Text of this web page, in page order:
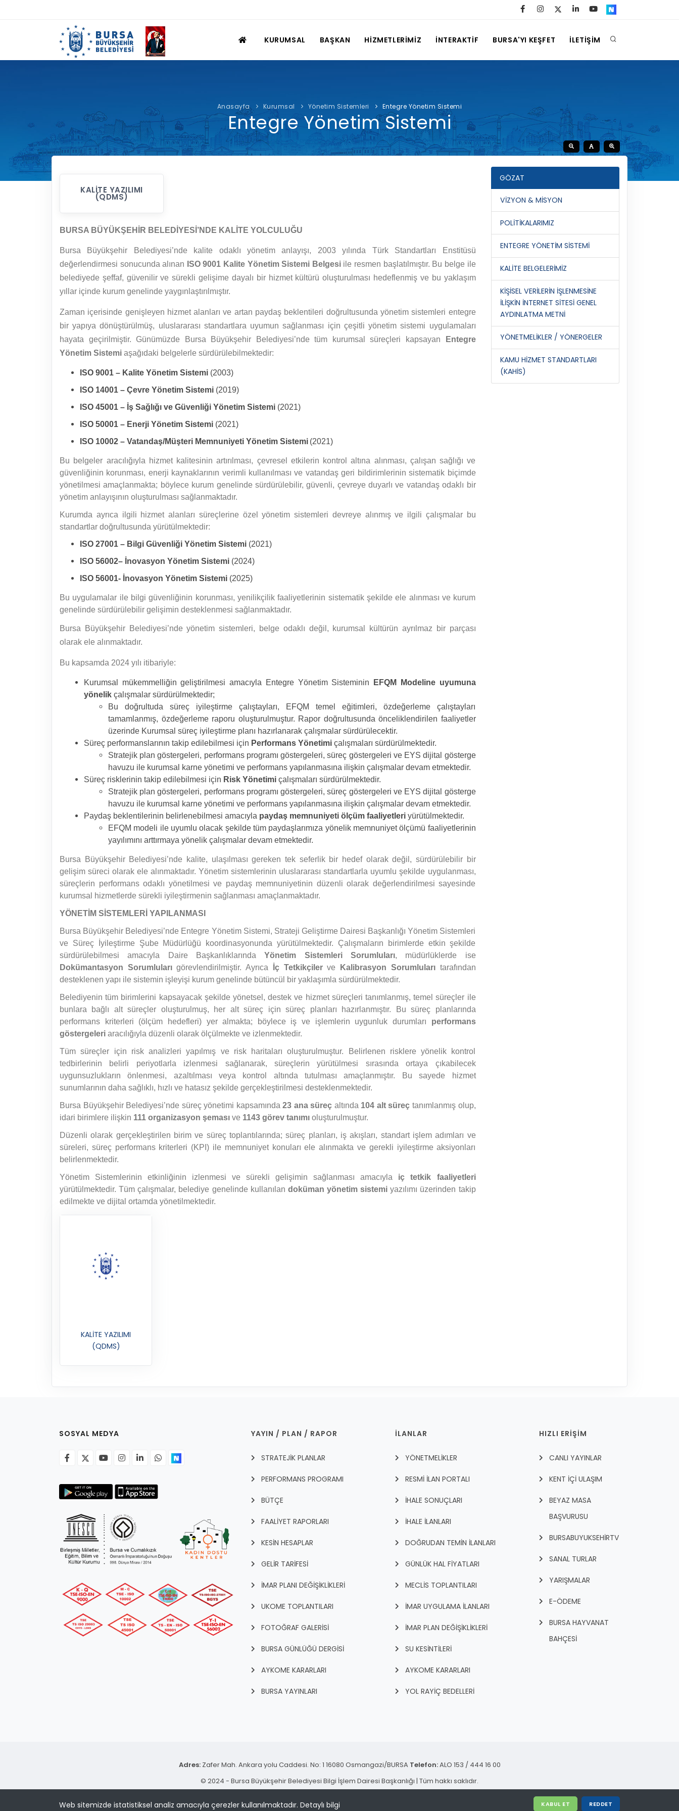
KURUMSAL BAŞKAN HİZMETLERİMİZ İNTERAKTİF BURSA'YI KEŞFET İLETİŞİM
Anasayfa Kurumsal Yönetim Sistemleri Entegre Yönetim Sistemi
Entegre Yönetim Sistemi
KALITE YAZILIMI
(QDMS)
BURSA BÜYÜKŞEHİR BELEDİYESİ’NDE KALİTE YOLCULUĞU
Bursa Büyükşehir Belediyesi’nde kalite odaklı yönetim anlayışı, 2003 yılında Türk Standartları Enstitüsü
değerlendirmesi sonucunda alınan ISO 9001 Kalite Yönetim Sistemi Belgesiile resmen başlatılmıştır. Bu belge ile
belediyede şeffaf, güvenilir ve sürekli gelişime dayalı bir hizmet kültürü oluşturulması hedeflenmiş ve bu yaklaşım
yıllar içinde kurum genelinde yaygınlaştırılmıştır.
Zaman içerisinde genişleyen hizmet alanları ve artan paydaş beklentileri doğrultusunda yönetim sistemleri entegre
bir yapıya dönüştürülmüş, uluslararası standartlara uyumun sağlanması için çeşitli yönetim sistemi uygulamaları
hayata geçirilmiştir. Günümüzde Bursa Büyükşehir Belediyesi’nde tüm kurumsal süreçleri kapsayan
Entegre
Yönetim Sistemi aşağıdaki belgelerle sürdürülebilmektedir:
ISO 9001 – Kalite Yönetim Sistemi (2003)
ISO 14001 – Çevre Yönetim Sistemi (2019)
ISO 45001 – İş Sağlığı ve Güvenliği Yönetim Sistemi (2021)
ISO 50001 – Enerji Yönetim Sistemi (2021)
ISO 10002 – Vatandaş/Müşteri Memnuniyeti Yönetim Sistemi (2021)
Bu belgeler aracılığıyla hizmet kalitesinin artırılması, çevresel etkilerin kontrol altına alınması, çalışan sağlığı ve
güvenliğinin korunması, enerji kaynaklarının verimli kullanılması ve vatandaş geri bildirimlerinin sistematik biçimde
yönetilmesi amaçlanmakta; böylece kurum genelinde sürdürülebilir, güvenli, çevreye duyarlı ve vatandaş odaklı bir
yönetim anlayışının oluşturulması sağlanmaktadır.
Kurumda ayrıca ilgili hizmet alanları süreçlerine özel yönetim sistemleri devreye alınmış ve ilgili çalışmalar bu
standartlar doğrultusunda yürütülmektedir:
ISO 27001 – Bilgi Güvenliği Yönetim Sistemi (2021)
ISO 56002– İnovasyon Yönetim Sistemi (2024)
ISO 56001- İnovasyon Yönetim Sistemi (2025)
Bu uygulamalar ile bilgi güvenliğinin korunması, yenilikçilik faaliyetlerinin sistematik şekilde ele alınması ve kurum
genelinde sürdürülebilir gelişimin desteklenmesi sağlanmaktadır.
Bursa Büyükşehir Belediyesi’nde yönetim sistemleri, belge odaklı değil, kurumsal kültürün ayrılmaz bir parçası
olarak ele alınmaktadır.
Bu kapsamda 2024 yılı itibariyle:
Kurumsal mükemmelliğin geliştirilmesi amacıyla Entegre Yönetim Sisteminin
EFQM Modeline uyumuna
yönelik çalışmalar sürdürülmektedir;
Bu doğrultuda süreç iyileştirme çalıştayları, EFQM temel eğitimleri, özdeğerleme çalıştayları
tamamlanmış, özdeğerleme raporu oluşturulmuştur. Rapor doğrultusunda önceliklendirilen faaliyetler
üzerinde Kurumsal süreç iyileştirme planı hazırlanarak çalışmalar sürdürülecektir.
Süreç performanslarının takip edilebilmesi için Performans Yönetimi çalışmaları sürdürülmektedir.
Stratejik plan göstergeleri, performans programı göstergeleri, süreç göstergeleri ve EYS dijital gösterge
havuzu ile kurumsal karne yönetimi ve performans yapılanmasına ilişkin çalışmalar devam etmektedir.
Süreç risklerinin takip edilebilmesi için Risk Yönetimi çalışmaları sürdürülmektedir.
Stratejik plan göstergeleri, performans programı göstergeleri, süreç göstergeleri ve EYS dijital gösterge
havuzu ile kurumsal karne yönetimi ve performans yapılanmasına ilişkin çalışmalar devam etmektedir.
Paydaş beklentilerinin belirlenebilmesi amacıyla paydaş memnuniyeti ölçüm faaliyetleri yürütülmektedir.
EFQM modeli ile uyumlu olacak şekilde tüm paydaşlarımıza yönelik memnuniyet ölçümü faaliyetlerinin
yayılımını arttırmaya yönelik çalışmalar devam etmektedir.
Bursa Büyükşehir Belediyesi’nde kalite, ulaşılması gereken tek seferlik bir hedef olarak değil, sürdürülebilir bir
gelişim süreci olarak ele alınmaktadır. Yönetim sistemlerinin uluslararası standartlarla uyumlu şekilde uygulanması,
süreçlerin performans odaklı yönetilmesi ve paydaş memnuniyetinin düzenli olarak değerlendirilmesi sayesinde
kurumsal hizmetlerde sürekli iyileştirmenin sağlanması amaçlanmaktadır.
YÖNETİM SİSTEMLERİ YAPILANMASI
Bursa Büyükşehir Belediyesi’nde Entegre Yönetim Sistemi, Strateji Geliştirme Dairesi Başkanlığı Yönetim Sistemleri
ve Süreç İyileştirme Şube Müdürlüğü koordinasyonunda yürütülmektedir. Çalışmaların birimlerde etkin şekilde
sürdürülebilmesi amacıyla Daire BaşkanlıklarındaYönetim Sistemleri Sorumluları, müdürlüklerde ise
Dokümantasyon Sorumlularıgörevlendirilmiştir. Ayrıca İç Tetkikçilerve Kalibrasyon Sorumlularıtarafından
desteklenen yapı ile sistemin işleyişi kurum genelinde bütüncül bir yaklaşımla sürdürülmektedir.
Belediyenin tüm birimlerini kapsayacak şekilde yönetsel, destek ve hizmet süreçleri tanımlanmış, temel süreçler ile
bunlara bağlı alt süreçler oluşturulmuş, her alt süreç için süreç planları hazırlanmıştır. Bu süreç planlarında
performans kriterleri (ölçüm hedefleri) yer almakta; böylece iş ve işlemlerin uygunluk durumları performans
göstergeleri aracılığıyla düzenli olarak ölçülmekte ve izlenmektedir.
Tüm süreçler için risk analizleri yapılmış ve risk haritaları oluşturulmuştur. Belirlenen risklere yönelik kontrol
tedbirlerinin belirli periyotlarla izlenmesi sağlanarak, süreçlerin yürütülmesi sırasında ortaya çıkabilecek
uygunsuzlukların önlenmesi, azaltılması veya kontrol altında tutulması amaçlanmıştır. Bu sayede hizmet
sunumlarının daha sağlıklı, hızlı ve hatasız şekilde gerçekleştirilmesi desteklenmektedir.
Bursa Büyükşehir Belediyesi’nde süreç yönetimi kapsamında23 ana süreç altında 104 alt süreç tanımlanmış olup,
idari birimlere ilişkin 111 organizasyon şeması ve 1143 görev tanımı oluşturulmuştur.
Düzenli olarak gerçekleştirilen birim ve süreç toplantılarında; süreç planları, iş akışları, standart işlem adımları ve
süreleri, süreç performans kriterleri (KPI) ile memnuniyet konuları ele alınmakta ve gerekli iyileştirme aksiyonları
belirlenmektedir.
Yönetim Sistemlerinin etkinliğinin izlenmesi ve sürekli gelişimin sağlanması amacıyla iç tetkik faaliyetleri
yürütülmektedir. Tüm çalışmalar, belediye genelinde kullanılan doküman yönetim sistemiyazılımı üzerinden takip
edilmekte ve dijital ortamda yönetilmektedir.
KALITE YAZILIMI
(QDMS)
GÖZAT
VIZYON & MISYON
POLITIKALARIMIZ
ENTEGRE YÖNETIM SISTEMI
KALITE BELGELERIMIZ
KIŞISEL VERILERIN İŞLENMESINE
İLIŞKIN İNTERNET SITESI GENEL
AYDINLATMA METNI
YÖNETMELIKLER / YÖNERGELER
KAMU HİZMET STANDARTLARI
(KAHİS)
Web sitemizde istatistiksel analiz amacıyla çerezler kullanılmaktadır. Detaylı bilgi KABUL ET REDDET
SOSYAL MEDYA YAYIN / PLAN / RAPOR
STRATEJİK PLANLAR
PERFORMANS PROGRAMI
BÜTÇE
FAALİYET RAPORLARI
KESİN HESAPLAR
GELİR TARİFESİ
İMAR PLANI DEĞİŞİKLİKLERİ
UKOME TOPLANTILARI
FOTOĞRAF GALERİSİ
BURSA GÜNLÜĞÜ DERGİSİ
AYKOME KARARLARI
BURSA YAYINLARI
İLANLAR
YÖNETMELİKLER
RESMİ İLAN PORTALI
İHALE SONUÇLARI
İHALE İLANLARI
DOĞRUDAN TEMİN İLANLARI
GÜNLÜK HAL FİYATLARI
MECLİS TOPLANTILARI
İMAR UYGULAMA İLANLARI
İMAR PLAN DEĞİŞİKLİKLERİ
SU KESİNTİLERİ
AYKOME KARARLARI
YOL RAYİÇ BEDELLERİ
HIZLI ERİŞİM
CANLI YAYINLAR
KENT İÇI ULAŞIM
BEYAZ MASA
BAŞVURUSU
BURSABUYUKSEHIRTV
SANAL TURLAR
YARIŞMALAR
E-ÖDEME
BURSA HAYVANAT
BAHÇESİ
Adres:Zafer Mah. Ankara yolu Caddesi. No: 1 16080 Osmangazi/BURSA Telefon:ALO 153 / 444 16 00
© 2024 - Bursa Büyükşehir Belediyesi Bilgi İşlem Dairesi Başkanlığı | Tüm hakkı saklıdır.